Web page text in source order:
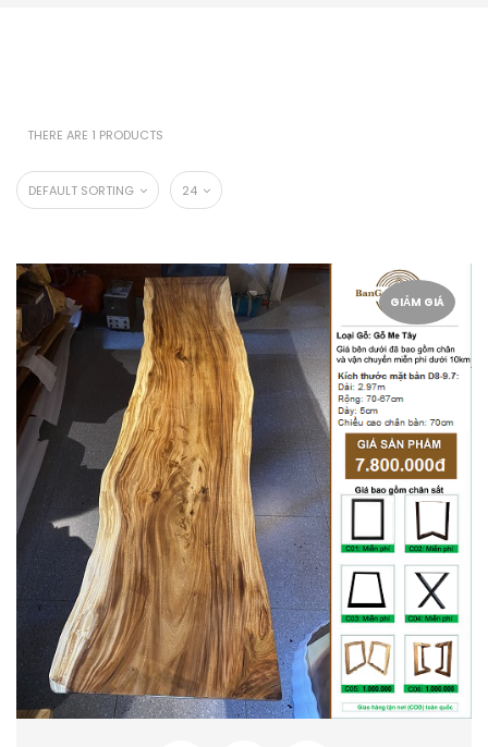
THERE ARE 1 PRODUCTS
DEFAULT SORTING 24
GIẢM GIÁ